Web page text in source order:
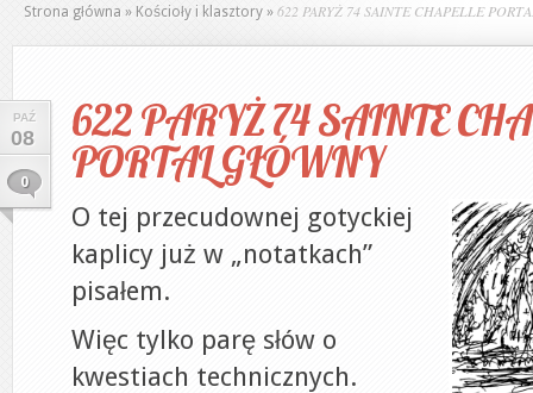
Strona główna » Kościoły i klasztory » 622 PARYŻ 74 SAINTE CHAPELLE
PAŹ
08
0
622 PARYŻ 74 SAINTE
PORTAL GŁÓWNY
O tej przecudownej gotyckiej
kaplicy już w „notatkach”
pisałem.
Więc tylko parę słów o
kwestiach technicznych.